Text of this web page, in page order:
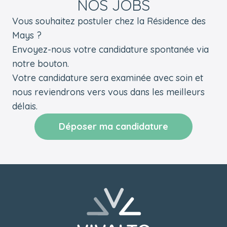
NOS JOBS
Vous souhaitez postuler chez la Résidence des
Mays ?
Envoyez-nous votre candidature spontanée via
notre bouton.
Votre candidature sera examinée avec soin et
nous reviendrons vers vous dans les meilleurs
délais.
Déposer ma candidature
Retourner à l'accueil